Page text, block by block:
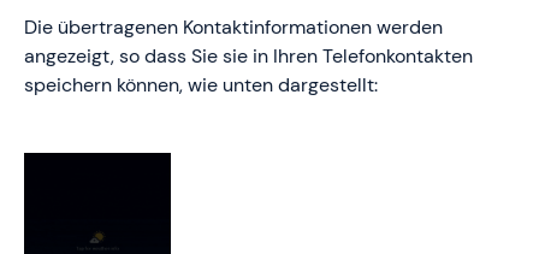
Die übertragenen Kontaktinformationen werden
angezeigt, so dass Sie sie in Ihren Telefonkontakten
speichern können, wie unten dargestellt: